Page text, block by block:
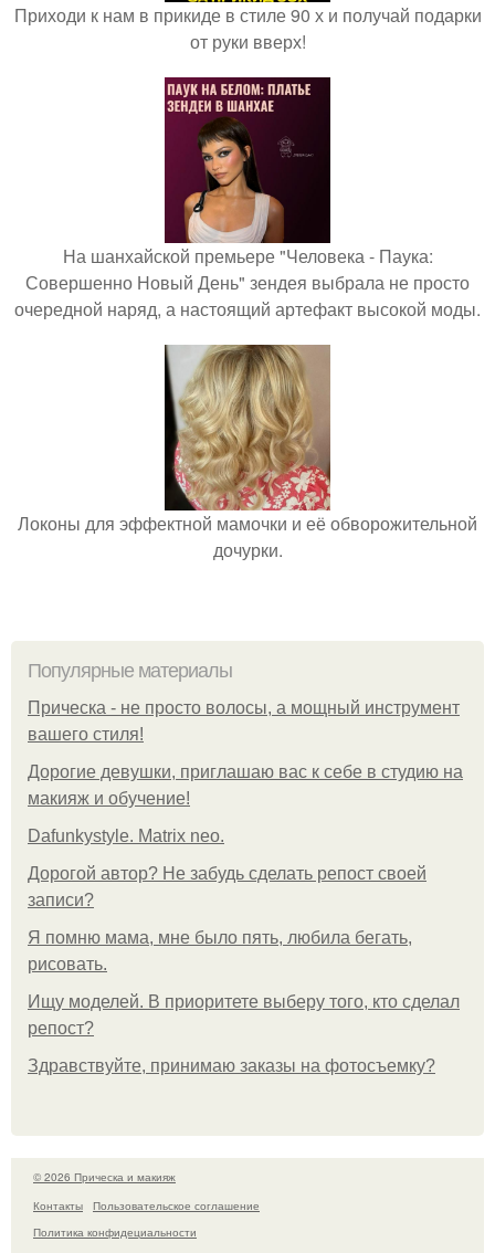
Приходи к нам в прикиде в стиле 90 х и получай подарки
от руки вверх!
На шанхайской премьере "Человека - Паука:
Совершенно Новый День" зендея выбрала не просто
очередной наряд, а настоящий артефакт высокой моды.
Локоны для эффектной мамочки и её обворожительной
дочурки.
Популярные материалы
Прическа - не просто волосы, а мощный инструмент
вашего стиля!
Дорогие девушки, приглашаю вас к себе в студию на
макияж и обучение!
Dafunkystyle. Matrix neo.
Дорогой автор? Не забудь сделать репост своей
записи?
Я помню мама, мне было пять, любила бегать,
рисовать.
Ищу моделей. В приоритете выберу того, кто сделал
репост?
Здравствуйте, принимаю заказы на фотосъемку?
© 2026 Прическа и макияж
Контакты
Пользовательское соглашение
Политика конфидециальности